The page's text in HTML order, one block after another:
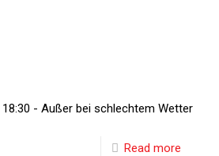
18:30 - Außer bei schlechtem Wetter
Read more